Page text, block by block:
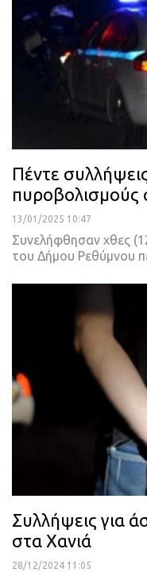
Πέντε
πυροβολισμούς
13/01/2025 10:47
Συνελήφθησαν χθες
του Δήμου Ρεθύμνου
Συλλήψεις για
στα Χανιά
28/12/2024 11:05